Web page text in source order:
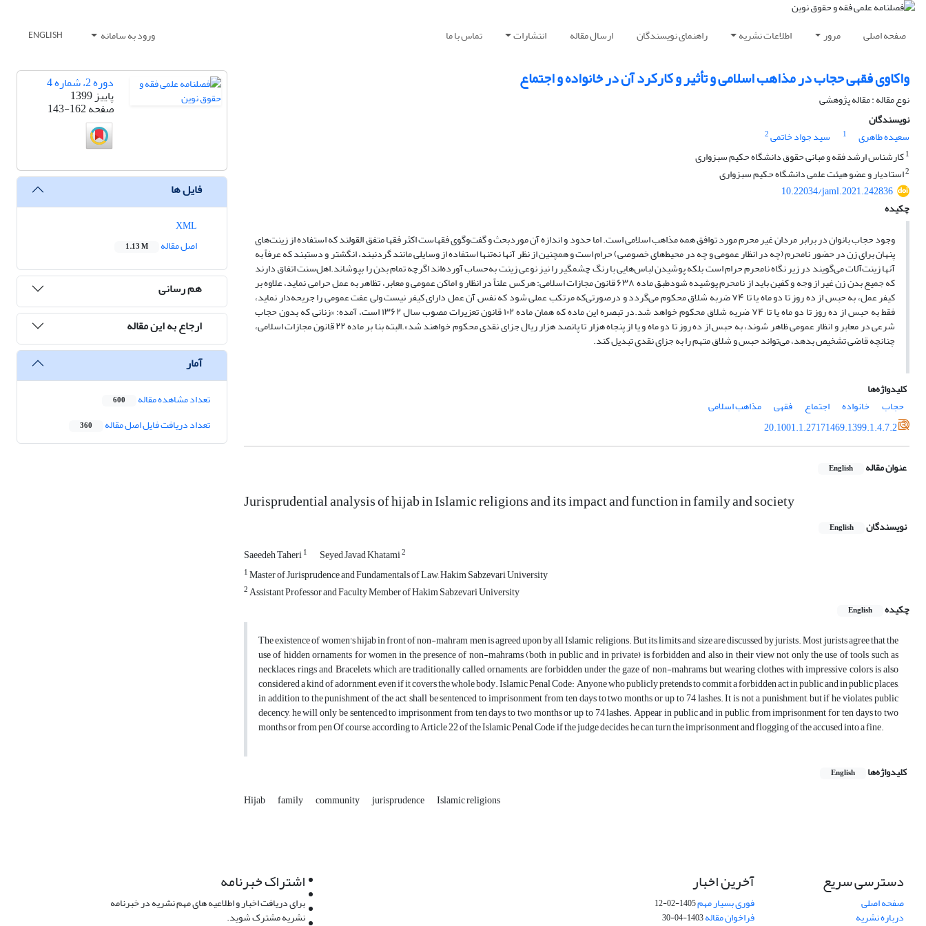
صفحه اصلی مرور اطلاعات نشریه راهنمای نویسندگان ارسال مقاله انتشارات تماس با ما ورود به سامانه ENGLISH
واکاوی فقهی حجاب در مذاهب اسلامی و تأثیر و کارکرد آن در خانواده و اجتماع
نوع مقاله : مقاله پژوهشی
نویسندگان
سعیده طاهری
1 سید جواد خاتمی2
1کارشناس ارشد فقه و مبانی حقوق دانشگاه حکیم سبزواری
2استادیار و عضو هیئت علمی دانشگاه حکیم سبزواری
10.22034/jaml.2021.242836
چکیده
وجود حجاب بانوان در برابر مردان غیر محرم مورد توافق همه مذاهب اسلامی است. اما حدود و اندازه آن موردبحث و گفت‌وگوی فقهاست اکثر فقها متفق القولند که استفاده از زینت‌های
پنهان برای زن در حضور نامحرم (چه در انظار عمومی و چه در محیط‌های خصوصی) حرام است و همچنین از نظر آنها نه‌تنها استفاده از وسایلی مانند گردنبند، انگشتر و دستبند که عرفاً به
آنها زینت‌آلات می‌گویند در زیر نگاه نامحرم حرام است بلکه پوشیدن لباس‌هایی با رنگ چشمگیر را نیز نوعی زینت به‌حساب آورده‌اند اگرچه تمام بدن را بپوشاند.اهل‌سنت اتفاق دارند
که جمیع بدن زن غیر از وجه و کفین باید از نامحرم پوشیده شودطبق ماده ۶۳۸ قانون مجازات اسلامی: هرکس علناً در انظار و اماکن عمومی و معابر، تظاهر به عمل حرامی نماید، علاوه بر
کیفر عمل، به حبس از ده روز تا دو ماه یا تا ۷۴ ضربه شلاق محکوم می‌گردد و درصورتی‌که مرتکب عملی شود که نفس آن عمل دارای کیفر نیست ولی عفت عمومی را جریحه‌دار نماید،
فقط به حبس از ده روز تا دو ماه یا تا ۷۴ ضربه شلاق محکوم خواهد شد.در تبصره این ماده که همان ماده ۱۰۲ قانون تعزیرات مصوب سال ۱۳۶۲ است، آمده: «زنانی که بدون حجاب
شرعی در معابر و انظار عمومی ظاهر شوند، به حبس از ده روز تا دو ماه و یا از پنجاه هزار تا پانصد هزار ریال جزای نقدی محکوم خواهند شد».البته بنا بر ماده ۲۲ قانون مجازات اسلامی،
چنانچه قاضی تشخیص بدهد، می‌تواند حبس و شلاق متهم را به جزای نقدی تبدیل کند.
کلیدواژه‌ها
حجاب
خانواده اجتماع فقهی
مذاهب اسلامی
20.1001.1.27171469.1399.1.4.7.2
عنوان مقاله English
Jurisprudential analysis of hijab in Islamic religions and its impact and function in family and society
نویسندگان English
Saeedeh Taheri1 Seyed Javad Khatami2
1Master of Jurisprudence and Fundamentals of Law, Hakim Sabzevari University
2Assistant Professor and Faculty Member of Hakim Sabzevari University
چکیده
English
The existence of women's hijab in front of non-mahram men is agreed upon by all Islamic religions. But its limits and size are discussed by jurists. Most jurists agree that the
use of hidden ornaments for women in the presence of non-mahrams (both in public and in private) is forbidden and also in their view not only the use of tools such as
necklaces, rings and Bracelets, which are traditionally called ornaments, are forbidden under the gaze of non-mahrams, but wearing clothes with impressive colors is also
considered a kind of adornment, even if it covers the whole body. Islamic Penal Code: Anyone who publicly pretends to commit a forbidden act in public and in public places,
in addition to the punishment of the act, shall be sentenced to imprisonment from ten days to two months or up to 74 lashes. It is not a punishment, but if he violates public
decency, he will only be sentenced to imprisonment from ten days to two months or up to 74 lashes. Appear in public and in public, from imprisonment for ten days to two
months or from pen Of course, according to Article 22 of the Islamic Penal Code, if the judge decides, he can turn the imprisonment and flogging of the accused into a fine.
کلیدواژه‌ها English
Hijab family community jurisprudence Islamic religions
دوره 2، شماره 4
پاییز 1399
صفحه143-162
فایل ها
اصل مقاله
1.13 M
هم رسانی
ارجاع به این مقاله
آمار
تعداد مشاهده مقاله 600
تعداد دریافت فایل اصل مقاله 360
دسترسی سریع
صفحه اصلی
درباره نشریه
آخرین اخبار
فوری بسیار مهم1405-02-12
فراخوان مقاله1403-04-30
اشتراک خبرنامه
برای دریافت اخبار و اطلاعیه های مهم نشریه در خبرنامه
نشریه مشترک شوید.